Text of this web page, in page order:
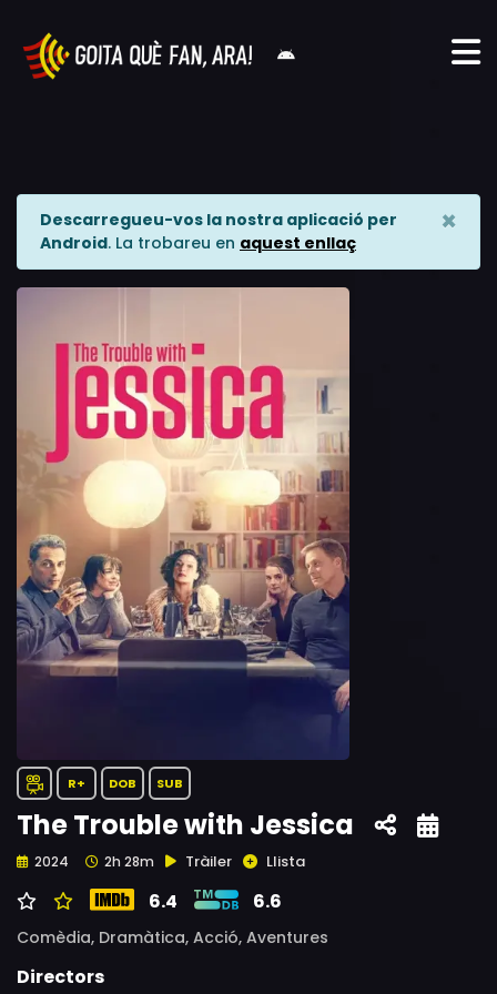
Descarregueu-vos la nostra aplicació per
Android. La trobareu en aquest enllaç
×
R+ DOB SUB
The Trouble with Jessica
2024 2h 28m Tràiler Llista
6.4 6.6
Comèdia, Dramàtica, Acció, Aventures
Directors